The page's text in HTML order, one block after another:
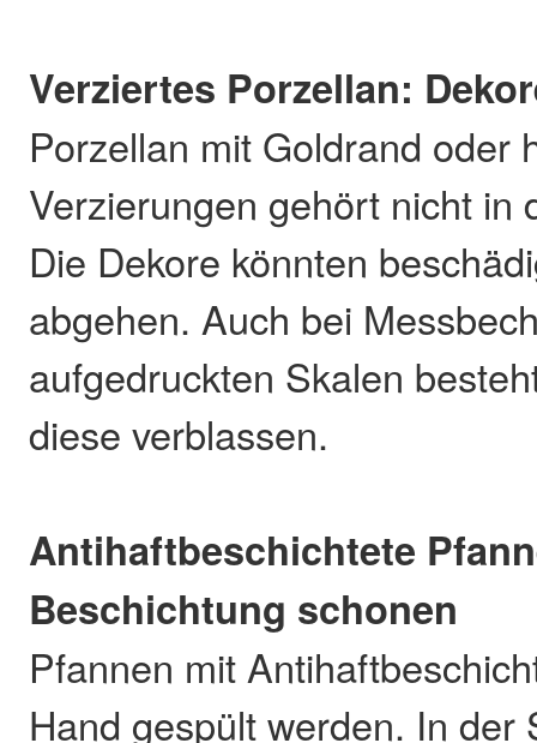
Verziertes Porzellan:
Porzellan mit Goldrand oder
Verzierungen gehört nicht in
Die Dekore könnten
abgehen. Auch bei
aufgedruckten Skalen
diese verblassen.
Antihaftbeschichtete
Beschichtung schonen
Pfannen mit
Hand gespült werden. In der